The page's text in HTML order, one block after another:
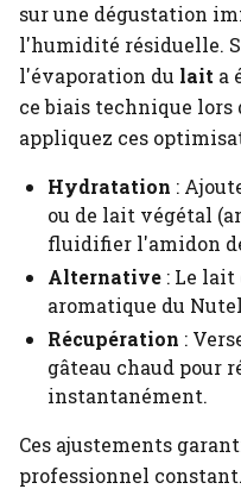
sur une dégustation
l'humidité résiduelle.
l'évaporation du lait a
ce biais technique lors
appliquez ces
Hydratation :
ou de lait végétal
fluidifier l'amidon
Alternative : Le
aromatique du
Récupération :
gâteau chaud pour
instantanément.
Ces ajustements
professionnel constant.